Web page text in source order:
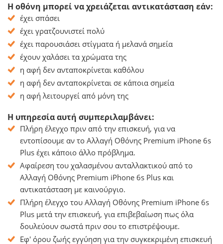
Η οθόνη μπορεί να χρειάζεται αντικατάσταση εάν:
έχει σπάσει
έχει γρατζουνιστεί πολύ
έχει παρουσιάσει στίγματα ή μελανά σημεία
έχουν χαλάσει τα χρώματα της
η αφή δεν ανταποκρίνεται καθόλου
η αφή δεν ανταποκρίνεται σε κάποια σημεία
η αφή λειτουργεί από μόνη της
Η υπηρεσία αυτή συμπεριλαμβάνει:
Πλήρη έλεγχο πριν από την επισκευή, για να
εντοπίσουμε αν το Αλλαγή Οθόνης Premium iPhone 6s
Plus έχει κάποιο άλλο πρόβλημα.
Αφαίρεση του χαλασμένου ανταλλακτικού από το
Αλλαγή Οθόνης Premium iPhone 6s Plus και
αντικατάσταση με καινούργιο.
Πλήρη έλεγχο του Αλλαγή Οθόνης Premium iPhone 6s
Plus μετά την επισκευή, για επιβεβαίωση πως όλα
δουλεύουν σωστά πριν σου το επιστρέψουμε.
Εφ' όρου ζωής εγγύηση για την συγκεκριμένη επισκευή